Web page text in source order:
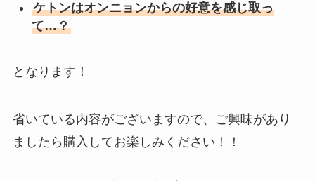
ケトンはオンニョンからの好意を感じ取っ
て…？
となります！
省いている内容がございますので、ご興味があり
ましたら購入してお楽しみください！！